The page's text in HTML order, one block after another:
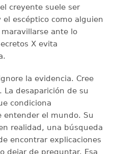
creyente suele ser
escéptico como alguien
ante lo
X evita
la evidencia. Cree
La desaparición de su
condiciona
entender el mundo. Su
realidad, una búsqueda
encontrar explicaciones
dejar de preguntar. Esa